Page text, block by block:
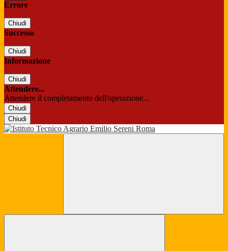
Errore
Chiudi
Successo
Chiudi
Informazione
Chiudi
Attendere...
Attendere il completamento dell'operazione...
Chiudi
Chiudi